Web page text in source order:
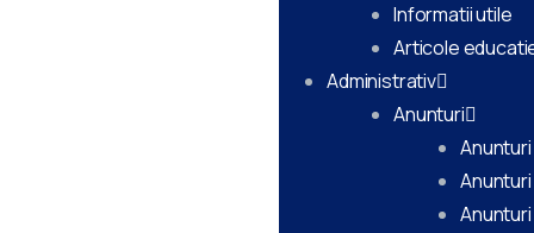
Informatii utile
Articole
Administrativ
Anunturi
Anunturi